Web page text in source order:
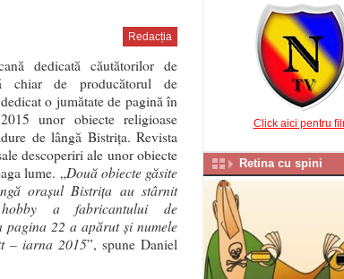
Redacția
dedicată căutătorilor de
chiar de producătorul de
o jumătate de pagină în
unor obiecte religioase
de lângă Bistriţa. Revista
descoperiri ale unor obiecte
lume. „Două obiecte găsite
oraşul Bistriţa au stârnit
a fabricantului de
pagina 22 a apărut şi numele
– iarna 2015”, spune Daniel
Click aici pentru
Retina cu spini